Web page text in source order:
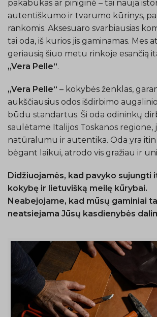
pakabukas ar piniginė – tai nauja
autentiškumo ir tvarumo kūrinys,
rankomis. Aksesuaro svarbiausias
tai oda, iš kurios jis gaminamas. Mes
geriausią šiuo metu rinkoje esančią
„Vera Pelle“.
„Vera Pelle“ – kokybės ženklas,
aukščiausius odos išdirbimo
būdu standartus. Ši oda odininkų
saulėtame Italijos Toskanos regione,
natūralumu ir autentika. Oda yra itin
bėgant laikui, atrodo vis gražiau ir
Didžiuojamės, kad pavyko sujungti
kokybę ir lietuvišką meilę kūrybai.
Neabejojame, kad mūsų gaminiai
neatsiejama Jūsų kasdienybės